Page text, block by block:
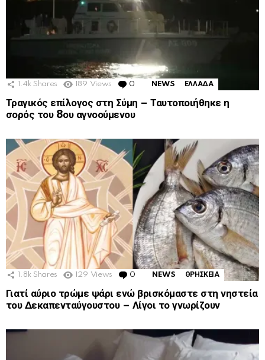
1.4k Shares 189 Views 0 Comments
NEWS ΕΛΛΑΔΑ
Τραγικός επίλογος στη Σύμη – Ταυτοποιήθηκε η
σορός του 8ου αγνοούμενου
1.8k Shares 129 Views 0 Comments
NEWS ΘΡΗΣΚΕΙΑ
Γιατί αύριο τρώμε ψάρι ενώ βρισκόμαστε στη νηστεία
του Δεκαπενταύγουστου – Λίγοι το γνωρίζουν